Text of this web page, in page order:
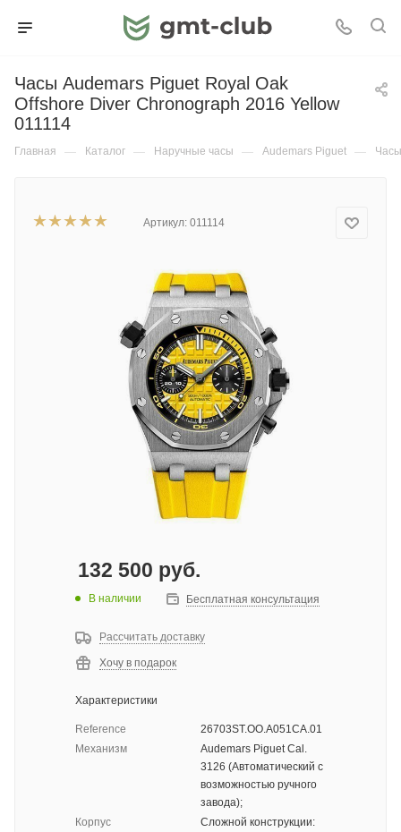
Часы Audemars Piguet Royal Oak
Offshore Diver Chronograph 2016 Yellow
011114
Главная — Каталог — Наручные часы — Audemars Piguet —
Артикул: 011114
132 500 руб.
В наличии Бесплатная консультация
Рассчитать доставку
Хочу в подарок
Характеристики
Reference
26703ST.OO.A051CA.01
Механизм
Audemars Piguet Cal.
3126 (Автоматический с
возможностью ручного
завода);
Корпус
Сложной конструкции: